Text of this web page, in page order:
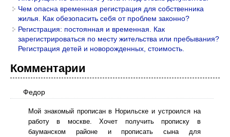
Чем опасна временная регистрация для собственника
жилья. Как обезопасить себя от проблем законно?
Регистрация: постоянная и временная. Как
зарегистрироваться по месту жительства или пребывания?
Регистрация детей и новорожденных, стоимость.
Комментарии
Федор
Мой знакомый прописан в Норильске и устроился на
работу в москве. Хочет получить прописку в
бауманском районе и прописать сына для